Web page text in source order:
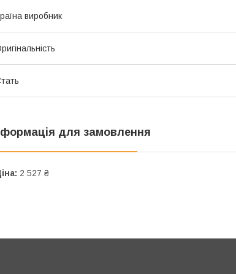
виробник
для замовлення
2 527 ₴